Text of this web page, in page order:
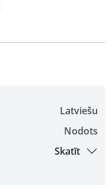
Latviešu
Nodots
Skatīt